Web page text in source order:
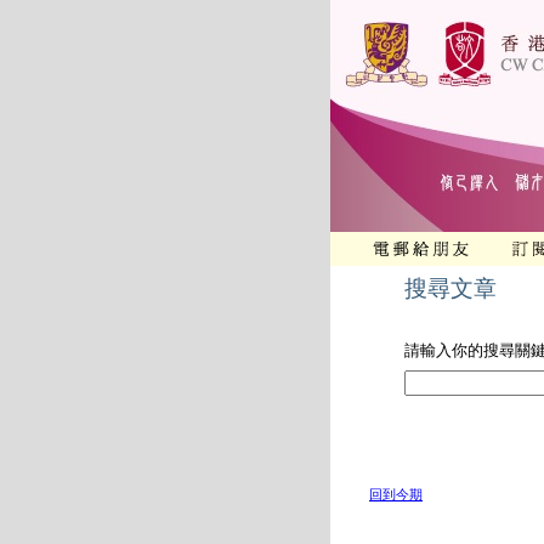
搜尋文章
請輸入你的搜尋關
回到今期